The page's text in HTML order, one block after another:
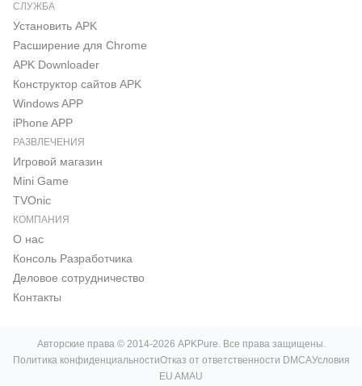
СЛУЖБА
Установить APK
Расширение для Chrome
APK Downloader
Конструктор сайтов APK
Windows APP
iPhone APP
РАЗВЛЕЧЕНИЯ
Игровой магазин
Mini Game
TVOnic
КОМПАНИЯ
О нас
Консоль Pазработчика
Деловое сотрудничество
Контакты
Авторские права © 2014-2026 APKPure. Все права защищены.
Политика конфиденциальностиОтказ от ответственности DMCAУсловия
EU AMAU